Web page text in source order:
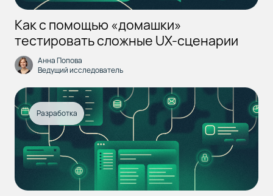
Как с помощью «домашки»
тестировать сложные UX-сценарии
Анна Попова
Ведущий исследователь
Разработка